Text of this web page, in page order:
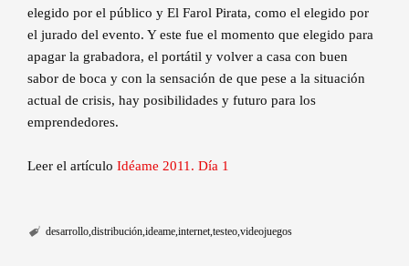
elegido por el público y El Farol Pirata, como el elegido por
el jurado del evento. Y este fue el momento que elegido para
apagar la grabadora, el portátil y volver a casa con buen
sabor de boca y con la sensación de que pese a la situación
actual de crisis, hay posibilidades y futuro para los
emprendedores.
Leer el artículo Idéame 2011. Día 1
desarrollo distribución ideame internet testeo videojuegos